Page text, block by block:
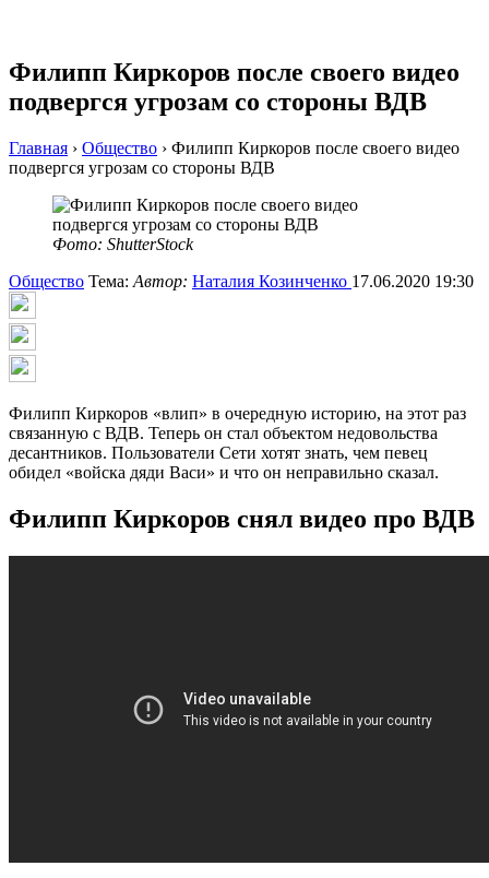
Филипп Киркоров после своего видео
подвергся угрозам со стороны ВДВ
Главная › Общество › Филипп Киркоров после своего видео
подвергся угрозам со стороны ВДВ
Фото: ShutterStock
Общество Тема: Автор: Наталия Козинченко 17.06.2020 19:30
Филипп Киркоров «влип» в очередную историю, на этот раз
связанную с ВДВ. Теперь он стал объектом недовольства
десантников. Пользователи Сети хотят знать, чем певец
обидел «войска дяди Васи» и что он неправильно сказал.
Филипп Киркоров снял видео про ВДВ